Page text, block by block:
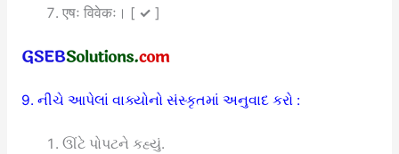
एषः विवेकः। [ ✓ ]
9. નીચે આપેલાં વાક્યોનો સંસ્કૃતમાં અનુવાદ કરો :
ઊંટે પોપટને કહ્યું.